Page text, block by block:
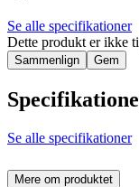
Se alle specifikationer
Dette produkt er ikke
Sammenlign Gem
Se alle specifikationer
Mere om produktet